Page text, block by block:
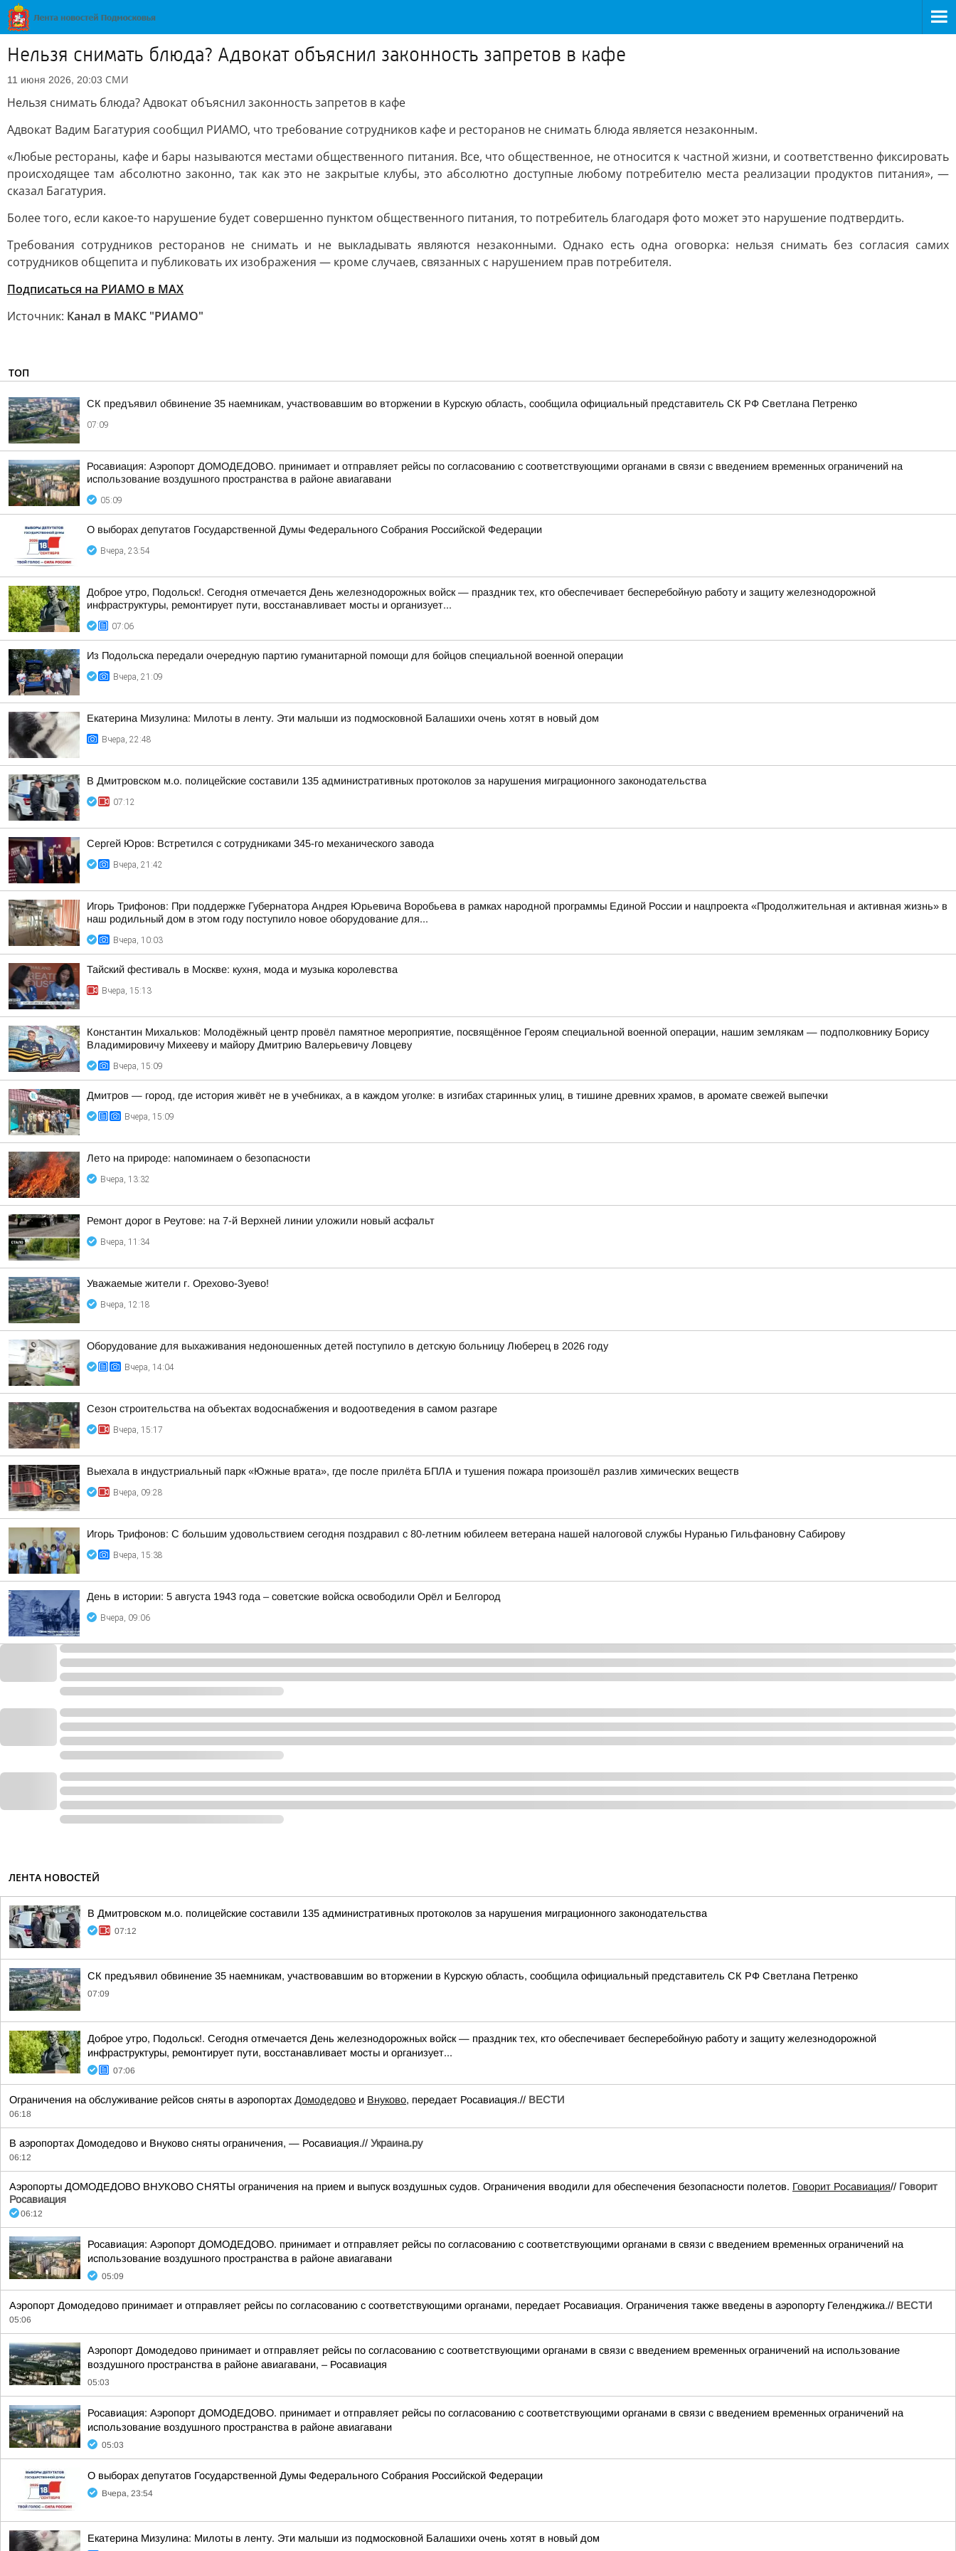
Нельзя снимать блюда? Адвокат объяснил законность запретов в кафе
11 июня 2026, 20:03 СМИ
Нельзя снимать блюда? Адвокат объяснил законность запретов в кафе
Адвокат Вадим Багатурия сообщил РИАМО, что требование сотрудников кафе и ресторанов не снимать блюда является незаконным.
«Любые рестораны, кафе и бары называются местами общественного питания. Все, что общественное, не относится к частной жизни, и соответственно фиксировать
происходящее там абсолютно законно, так как это не закрытые клубы, это абсолютно доступные любому потребителю места реализации продуктов питания», —
сказал Багатурия.
Более того, если какое-то нарушение будет совершенно пунктом общественного питания, то потребитель благодаря фото может это нарушение подтвердить.
Требования сотрудников ресторанов не снимать и не выкладывать являются незаконными. Однако есть одна оговорка: нельзя снимать без согласия самих
сотрудников общепита и публиковать их изображения — кроме случаев, связанных с нарушением прав потребителя.
Подписаться на РИАМО в MAX
Источник: Канал в МАКС "РИАМО"
ТОП
СК предъявил обвинение 35 наемникам, участвовавшим во вторжении в Курскую область, сообщила официальный представитель СК РФ Светлана Петренко
07:09
Росавиация: Аэропорт ДОМОДЕДОВО. принимает и отправляет рейсы по согласованию с соответствующими органами в связи с введением временных ограничений на
использование воздушного пространства в районе авиагавани
05:09
О выборах депутатов Государственной Думы Федерального Собрания Российской Федерации
Вчера, 23:54
Доброе утро, Подольск!. Сегодня отмечается День железнодорожных войск — праздник тех, кто обеспечивает бесперебойную работу и защиту железнодорожной
инфраструктуры, ремонтирует пути, восстанавливает мосты и организует...
07:06
Из Подольска передали очередную партию гуманитарной помощи для бойцов специальной военной операции
Вчера, 21:09
Екатерина Мизулина: Милоты в ленту. Эти малыши из подмосковной Балашихи очень хотят в новый дом
Вчера, 22:48
В Дмитровском м.о. полицейские составили 135 административных протоколов за нарушения миграционного законодательства
07:12
Сергей Юров: Встретился с сотрудниками 345-го механического завода
Вчера, 21:42
Игорь Трифонов: При поддержке Губернатора Андрея Юрьевича Воробьева в рамках народной программы Единой России и нацпроекта «Продолжительная и активная жизнь» в
наш родильный дом в этом году поступило новое оборудование для...
Вчера, 10:03
Тайский фестиваль в Москве: кухня, мода и музыка королевства
Вчера, 15:13
Константин Михальков: Молодёжный центр провёл памятное мероприятие, посвящённое Героям специальной военной операции, нашим землякам — подполковнику Борису
Владимировичу Михееву и майору Дмитрию Валерьевичу Ловцеву
Вчера, 15:09
Дмитров — город, где история живёт не в учебниках, а в каждом уголке: в изгибах старинных улиц, в тишине древних храмов, в аромате свежей выпечки
Вчера, 15:09
Лето на природе: напоминаем о безопасности
Вчера, 13:32
Ремонт дорог в Реутове: на 7-й Верхней линии уложили новый асфальт
Вчера, 11:34
Уважаемые жители г. Орехово-Зуево!
Вчера, 12:18
Оборудование для выхаживания недоношенных детей поступило в детскую больницу Люберец в 2026 году
Вчера, 14:04
Сезон строительства на объектах водоснабжения и водоотведения в самом разгаре
Вчера, 15:17
Выехала в индустриальный парк «Южные врата», где после прилёта БПЛА и тушения пожара произошёл разлив химических веществ
Вчера, 09:28
Игорь Трифонов: С большим удовольствием сегодня поздравил с 80-летним юбилеем ветерана нашей налоговой службы Нуранью Гильфановну Сабирову
Вчера, 15:38
День в истории: 5 августа 1943 года – советские войска освободили Орёл и Белгород
Вчера, 09:06
ЛЕНТА НОВОСТЕЙ
В Дмитровском м.о. полицейские составили 135 административных протоколов за нарушения миграционного законодательства
07:12
СК предъявил обвинение 35 наемникам, участвовавшим во вторжении в Курскую область, сообщила официальный представитель СК РФ Светлана Петренко
07:09
Доброе утро, Подольск!. Сегодня отмечается День железнодорожных войск — праздник тех, кто обеспечивает бесперебойную работу и защиту железнодорожной
инфраструктуры, ремонтирует пути, восстанавливает мосты и организует...
07:06
Ограничения на обслуживание рейсов сняты в аэропортах Домодедово и Внуково, передает Росавиация.// ВЕСТИ
06:18
В аэропортах Домодедово и Внуково сняты ограничения, — Росавиация.// Украина.ру
06:12
Аэропорты ДОМОДЕДОВО ВНУКОВО СНЯТЫ ограничения на прием и выпуск воздушных судов. Ограничения вводили для обеспечения безопасности полетов. Говорит Росавиация// Говорит
Росавиация
06:12
Росавиация: Аэропорт ДОМОДЕДОВО. принимает и отправляет рейсы по согласованию с соответствующими органами в связи с введением временных ограничений на
использование воздушного пространства в районе авиагавани
05:09
Аэропорт Домодедово принимает и отправляет рейсы по согласованию с соответствующими органами, передает Росавиация. Ограничения также введены в аэропорту Геленджика.// ВЕСТИ
05:06
Аэропорт Домодедово принимает и отправляет рейсы по согласованию с соответствующими органами в связи с введением временных ограничений на использование
воздушного пространства в районе авиагавани, – Росавиация
05:03
Росавиация: Аэропорт ДОМОДЕДОВО. принимает и отправляет рейсы по согласованию с соответствующими органами в связи с введением временных ограничений на
использование воздушного пространства в районе авиагавани
05:03
О выборах депутатов Государственной Думы Федерального Собрания Российской Федерации
Вчера, 23:54
Екатерина Мизулина: Милоты в ленту. Эти малыши из подмосковной Балашихи очень хотят в новый дом